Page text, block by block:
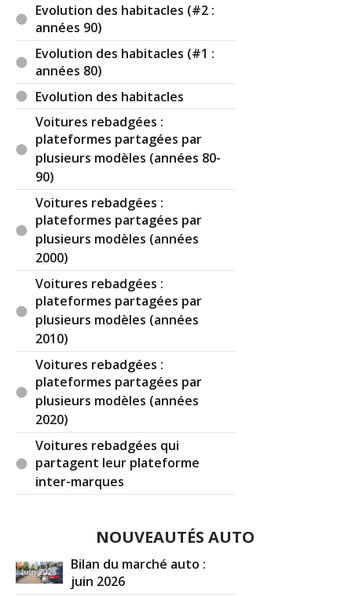
Evolution des habitacles (#2 :
années 90)
Evolution des habitacles (#1 :
années 80)
Evolution des habitacles
Voitures rebadgées :
plateformes partagées par
plusieurs modèles (années 80-
90)
Voitures rebadgées :
plateformes partagées par
plusieurs modèles (années
2000)
Voitures rebadgées :
plateformes partagées par
plusieurs modèles (années
2010)
Voitures rebadgées :
plateformes partagées par
plusieurs modèles (années
2020)
Voitures rebadgées qui
partagent leur plateforme
inter-marques
NOUVEAUTÉS AUTO
Bilan du marché auto :
juin 2026